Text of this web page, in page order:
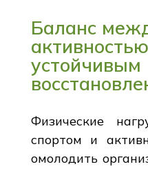
Баланс
устойчивым
Физические
спортом и
омолодить